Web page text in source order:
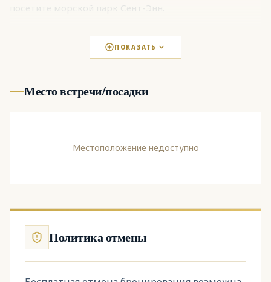
посетите морской парк Сент-Энн.
ПОКАЗАТЬ
Место встречи/посадки
Местоположение недоступно
Политика отмены